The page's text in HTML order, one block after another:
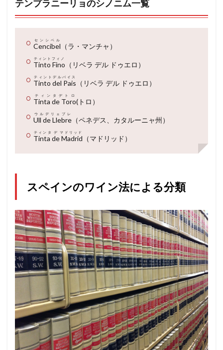
テンプラニーリョのシノニム一覧
Cencibel
センシベル
（ラ・マンチャ）
Tinto Fino
ティントフィノ
（リベラ デル ドゥエロ）
Tinto del Pais
ティントデルパイス
（リベラ デル ドゥエロ）
Tinta de Toro
ティンタデトロ
(トロ）
Ull de Llebre
ウルデリェブレ
（ペネデス、カタルーニャ州）
Tinta de Madrid
ティンタ デ マドリッド
（マドリッド）
スペインのワイン法による分類